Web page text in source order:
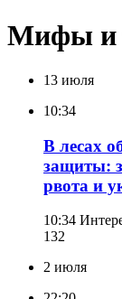
Мифы и
13 июля
10:34
В лесах
защиты:
рвота и
10:34
132
2 июля